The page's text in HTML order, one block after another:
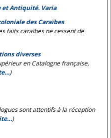
et Antiquité. Varia
des Caraïbes
faits caraïbes ne cessent de
diverses
en Catalogne française,
)
sont attentifs à la réception
)